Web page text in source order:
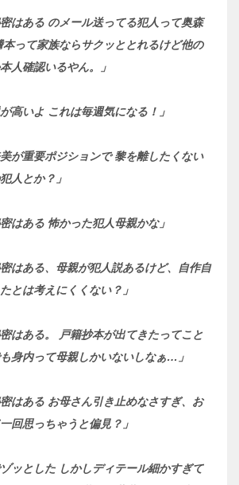
密はある のメール送ってる犯人って奥森
って家族ならサクッととれるけど他の
人確認いるやん。」
高いよ これは毎週気になる！」
美が重要ポジションで 黎を離したくない
人とか？」
はある 怖かった犯人母親かな」
密はある、母親が犯人説あるけど、自作自
とは考えにくくない？」
密はある。 戸籍抄本が出てきたってこと
身内って母親しかいないしなぁ…」
密はある お母さん引き止めなさすぎ、お
回思っちゃうと偏見？」
ゾッとした しかしディテール細かすぎて